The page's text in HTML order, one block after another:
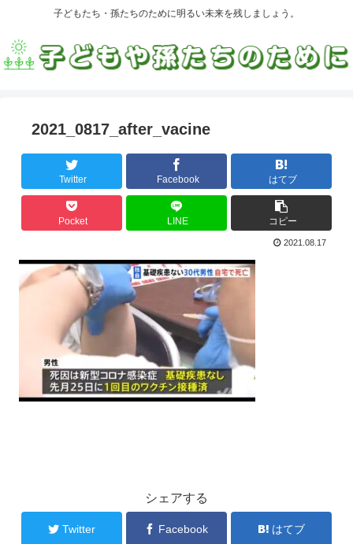
子どもたち・孫たちのために明るい未来を残しましょう。
2021_0817_after_vacine
Twitter Facebook はてブ
Pocket LINE コピー
2021.08.17
シェアする
Twitter Facebook はてブ